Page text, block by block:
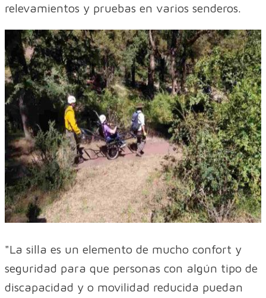
relevamientos y pruebas en varios senderos.
"La silla es un elemento de mucho confort y
seguridad para que personas con algún tipo de
discapacidad y o movilidad reducida puedan